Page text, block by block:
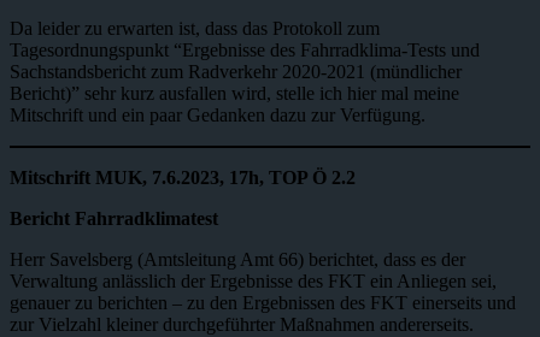
Da leider zu erwarten ist, dass das Protokoll zum
Tagesordnungspunkt “Ergebnisse des Fahrradklima-Tests und
Sachstandsbericht zum Radverkehr 2020-2021 (mündlicher
Bericht)” sehr kurz ausfallen wird, stelle ich hier mal meine
Mitschrift und ein paar Gedanken dazu zur Verfügung.
Mitschrift MUK, 7.6.2023, 17h, TOP Ö 2.2
Bericht Fahrradklimatest
Herr Savelsberg (Amtsleitung Amt 66) berichtet, dass es der
Verwaltung anlässlich der Ergebnisse des FKT ein Anliegen sei,
genauer zu berichten – zu den Ergebnissen des FKT einerseits und
zur Vielzahl kleiner durchgeführter Maßnahmen andererseits.